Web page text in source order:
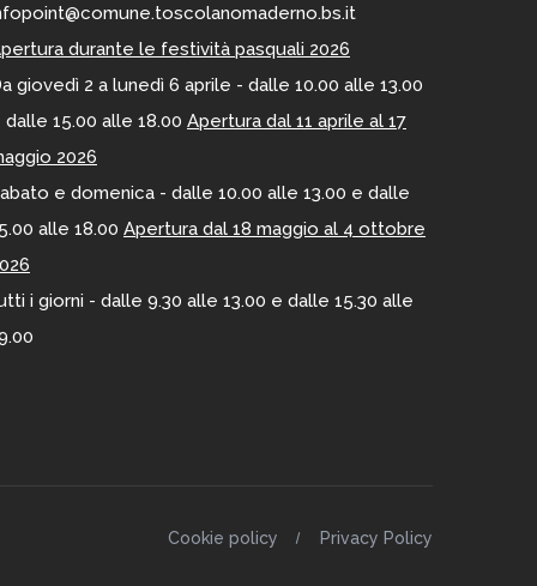
durante le festività pasquali 2026
giovedì 2 a lunedì 6 aprile - dalle 10.00 alle 13.00
dalle 15.00 alle 18.00 Apertura dal 11 aprile al 17
2026
e domenica - dalle 10.00 alle 13.00 e dalle
alle 18.00 Apertura dal 18 maggio al 4 ottobre
i giorni - dalle 9.30 alle 13.00 e dalle 15.30 alle
Cookie policy Privacy Policy